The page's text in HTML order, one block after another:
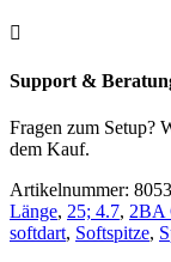

Support &
Fragen zum Setup?
dem Kauf.
Artikelnummer:
Länge, 25; 4.7, 2BA
softdart, Softspitze,